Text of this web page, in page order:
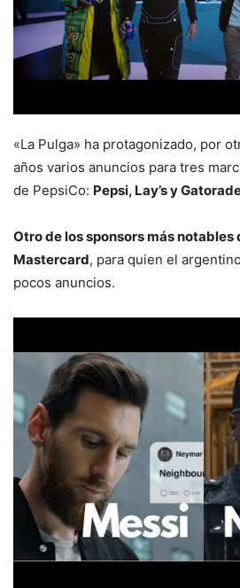
«La Pulga» ha protagonizado, por
años varios anuncios para tres
de PepsiCo: Pepsi, Lay’s y
Otro de los sponsors más notables
Mastercard, para quien el
pocos anuncios.